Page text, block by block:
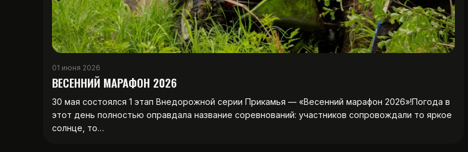
01 июня 2026
ВЕСЕННИЙ МАРАФОН 2026
30 мая состоялся 1 этап Внедорожной серии Прикамья — «Весенний марафон 2026»!Погода в
этот день полностью оправдала название соревнований: участников сопровождали то яркое
солнце, то…